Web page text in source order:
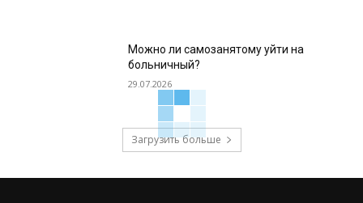
Можно ли самозанятому уйти на
больничный?
29.07.2026
Загрузить больше